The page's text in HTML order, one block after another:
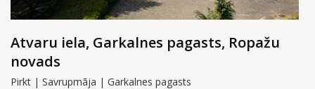
Atvaru iela, Garkalnes pagasts, Ropažu
novads
Pirkt | Savrupmāja | Garkalnes pagasts